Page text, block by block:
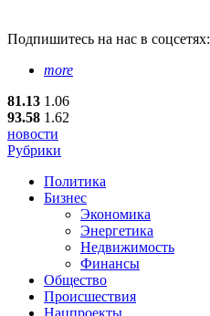
Подпишитесь на нас в соцсетях:
more
81.13 1.06
93.58 1.62
новости
Рубрики
Политика
Бизнес
Экономика
Энергетика
Недвижимость
Финансы
Общество
Происшествия
Нацпроекты